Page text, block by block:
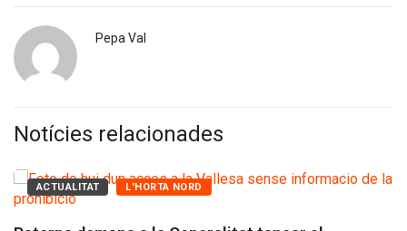
Pepa Val
Notícies relacionades
ACTUALITAT L'HORTA NORD